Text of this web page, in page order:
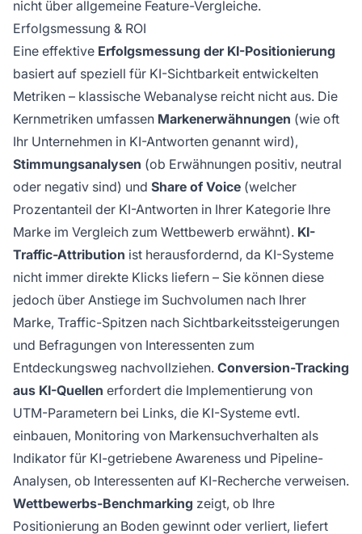
nicht über allgemeine Feature-Vergleiche.
Erfolgsmessung & ROI
Eine effektive Erfolgsmessung der KI-Positionierung
basiert auf speziell für KI-Sichtbarkeit entwickelten
Metriken – klassische Webanalyse reicht nicht aus. Die
Kernmetriken umfassen Markenerwähnungen (wie oft
Ihr Unternehmen in KI-Antworten genannt wird),
Stimmungsanalysen (ob Erwähnungen positiv, neutral
oder negativ sind) und Share of Voice (welcher
Prozentanteil der KI-Antworten in Ihrer Kategorie Ihre
Marke im Vergleich zum Wettbewerb erwähnt). KI-
Traffic-Attribution ist herausfordernd, da KI-Systeme
nicht immer direkte Klicks liefern – Sie können diese
jedoch über Anstiege im Suchvolumen nach Ihrer
Marke, Traffic-Spitzen nach Sichtbarkeitssteigerungen
und Befragungen von Interessenten zum
Entdeckungsweg nachvollziehen. Conversion-Tracking
aus KI-Quellen erfordert die Implementierung von
UTM-Parametern bei Links, die KI-Systeme evtl.
einbauen, Monitoring von Markensuchverhalten als
Indikator für KI-getriebene Awareness und Pipeline-
Analysen, ob Interessenten auf KI-Recherche verweisen.
Wettbewerbs-Benchmarking zeigt, ob Ihre
Positionierung an Boden gewinnt oder verliert, liefert